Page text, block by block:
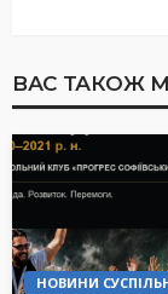
ВАС ТАКОЖ
НОВИНИ